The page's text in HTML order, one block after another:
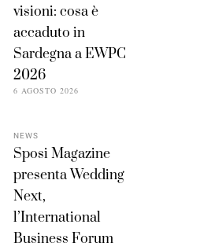
visioni: cosa è
accaduto in
Sardegna a EWPC
2026
6 AGOSTO 2026
NEWS
Sposi Magazine
presenta Wedding
Next,
l’International
Business Forum